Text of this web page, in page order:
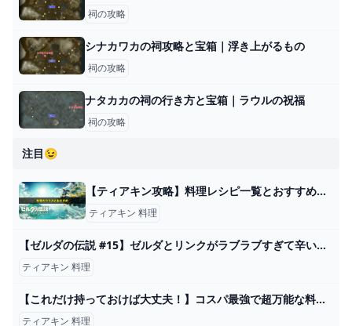
祠の攻略
シナカワカの祠攻略と宝箱｜浮き上がるもの
祠の攻略
ナタカカの祠の行き方と宝箱｜ラウルの祝福
祠の攻略
注目😉
【ティアキン攻略】料理レシピ一覧とおすすめ｜やり方や金策について【ティアーズオブザキングダム】 ワイトのゲーム案内所
ティアキン 料理
【ゼルダの伝説 #15】ゼルダとリンクがラブラブすぎて辛い！ ティアキングルメ旅！【ティアキン】【ゆっくり実況】 - YouTube
ティアキン 料理
【これだけ持っておけば大丈夫！】コスパ最強で超万能な料理15選【ティアキン】 - YouTube
ティアキン 料理